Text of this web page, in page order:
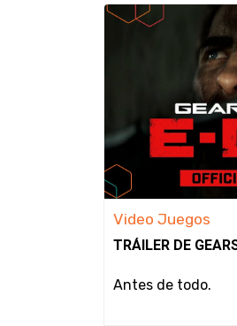
Video Juegos
TRÁILER DE
Antes de todo.